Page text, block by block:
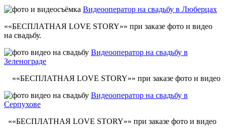
Видеооператор на свадьбу в Люберцах
««БЕСПЛАТНАЯ LOVE STORY»» при заказе фото и видео
на свадьбу.
Видеооператор на свадьбу в
Зеленограде
««БЕСПЛАТНАЯ LOVE STORY»» при заказе фото и видео
Видеооператор на свадьбу в
Серпухове
««БЕСПЛАТНАЯ LOVE STORY»» при заказе фото и видео